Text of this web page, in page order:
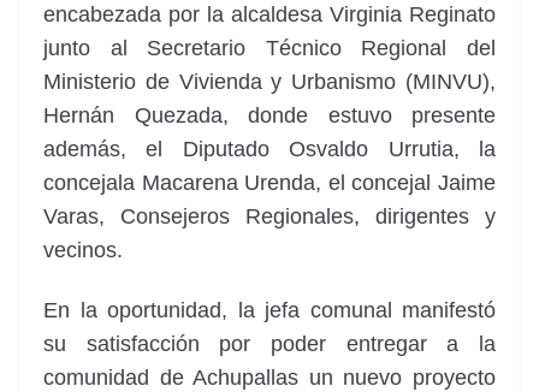
encabezada por la alcaldesa Virginia Reginato
junto al Secretario Técnico Regional del
Ministerio de Vivienda y Urbanismo (MINVU),
Hernán Quezada, donde estuvo presente
además, el Diputado Osvaldo Urrutia, la
concejala Macarena Urenda, el concejal Jaime
Varas, Consejeros Regionales, dirigentes y
vecinos.
En la oportunidad, la jefa comunal manifestó
su satisfacción por poder entregar a la
comunidad de Achupallas un nuevo proyecto